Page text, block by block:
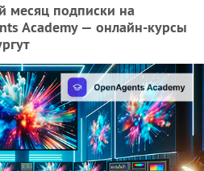
месяц подписки на
Academy — онлайн-курсы